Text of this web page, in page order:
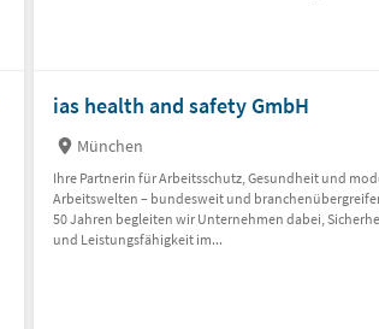
ias health and safety GmbH
München
Ihre Partnerin für Arbeitsschutz, Gesundheit und
Arbeitswelten – bundesweit und
50 Jahren begleiten wir Unternehmen dabei,
und Leistungsfähigkeit im...